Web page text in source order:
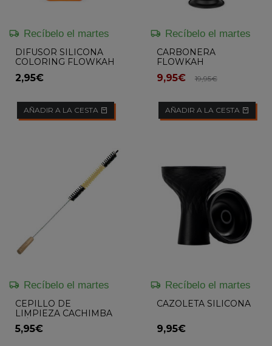
Recíbelo el martes
DIFUSOR SILICONA
COLORING FLOWKAH
2,95€
AÑADIR A LA CESTA
Recíbelo el martes
CARBONERA
FLOWKAH
9,95€ 19,95€
AÑADIR A LA CESTA
Recíbelo el martes
CEPILLO DE
LIMPIEZA CACHIMBA
MÁSTIL PRO
FLOWKAH
5,95€
Recíbelo el martes
CAZOLETA SILICONA
9,95€